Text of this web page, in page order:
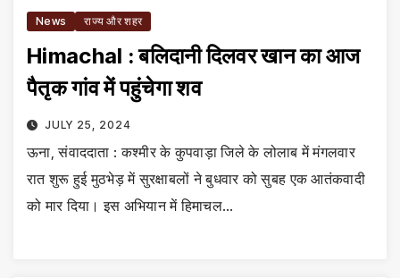
News राज्य और शहर
Himachal : बलिदानी दिलवर खान का आज
पैतृक गांव में पहुंचेगा शव
JULY 25, 2024
ऊना, संवाददाता : कश्मीर के कुपवाड़ा जिले के लोलाब में मंगलवार
रात शुरू हुई मुठभेड़ में सुरक्षाबलों ने बुधवार को सुबह एक आतंकवादी
को मार दिया। इस अभियान में हिमाचल…